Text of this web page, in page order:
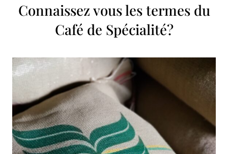
Connaissez vous les termes du
Café de Spécialité?